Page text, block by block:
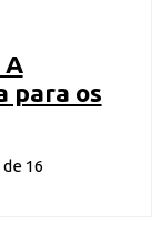
A
para os
16